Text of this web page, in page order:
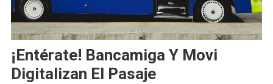
¡Entérate! Bancamiga Y Movi
Digitalizan El Pasaje